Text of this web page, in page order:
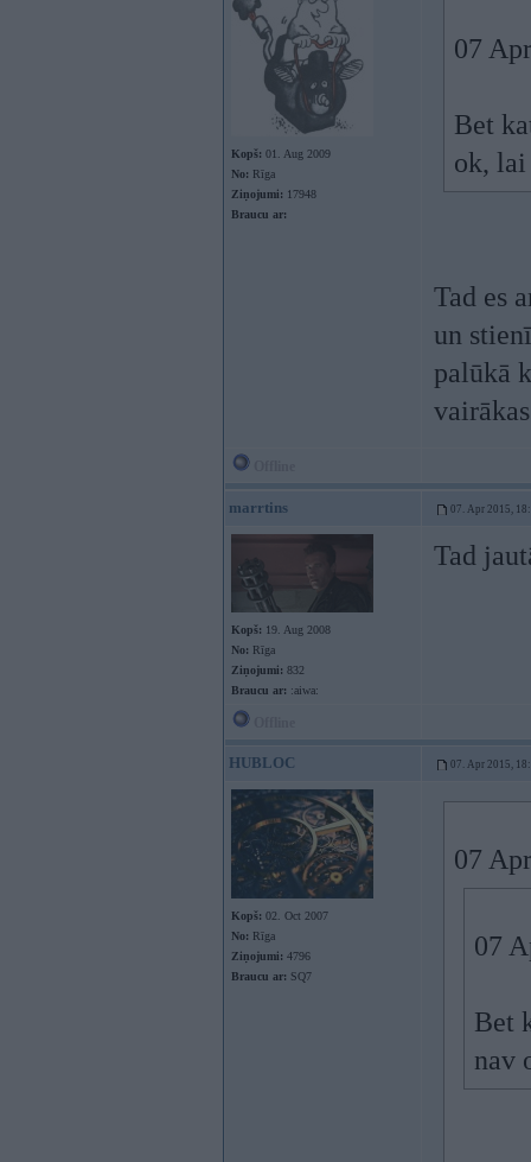
Kopš: 01. Aug 2009
No: Rīga
Ziņojumi: 17948
Braucu ar:
07
Bet
ok,
Tad es
un
palūkā
marrtins 07. Apr 2015,
Kopš: 19. Aug 2008
No: Rīga
Ziņojumi: 832
Braucu ar: :aiwa:
Tad
HUBLOC 07. Apr 2015,
Kopš: 02. Oct 2007
No: Rīga
Ziņojumi: 4796
Braucu ar: SQ7
07
07
Bet
nav